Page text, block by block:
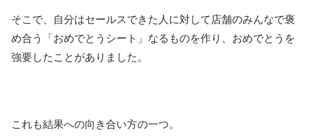
そこで、自分はセールスできた人に対して店舗のみんなで褒
め合う「おめでとうシート」なるものを作り、おめでとうを
強要したことがありました。
これも結果への向き合い方の一つ。